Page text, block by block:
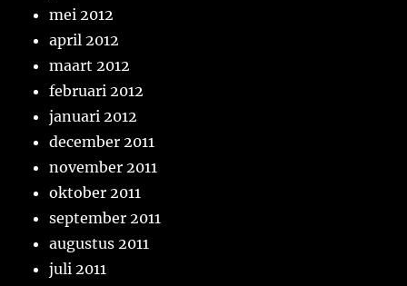
mei 2012
april 2012
maart 2012
februari 2012
januari 2012
december 2011
november 2011
oktober 2011
september 2011
augustus 2011
juli 2011